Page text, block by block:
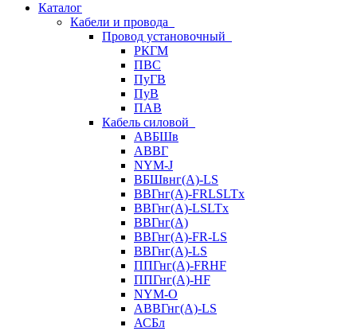
Каталог
Кабели и провода
Провод установочный
РКГМ
ПВС
ПуГВ
ПуВ
ПАВ
Кабель силовой
АВБШв
АВВГ
NYM-J
ВБШвнг(А)-LS
ВВГнг(A)-FRLSLTx
ВВГнг(A)-LSLTx
ВВГнг(А)
ВВГнг(А)-FR-LS
ВВГнг(А)-LS
ППГнг(А)-FRHF
ППГнг(А)-HF
NYM-O
АВВГнг(А)-LS
АСБл